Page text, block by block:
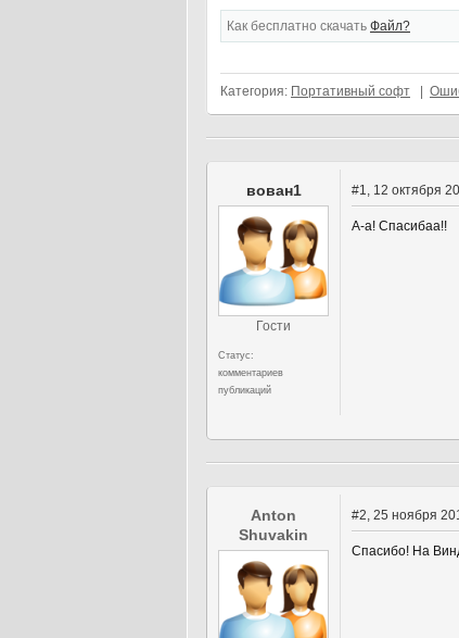
Как бесплатно скачать Файл?
Категория: Портативный софт
вован1
Гости
Статус:
комментариев
публикаций
#1, 12 октября
А-а! Спасибаа!!
Anton
Shuvakin
#2, 25 ноября
Спасибо! На